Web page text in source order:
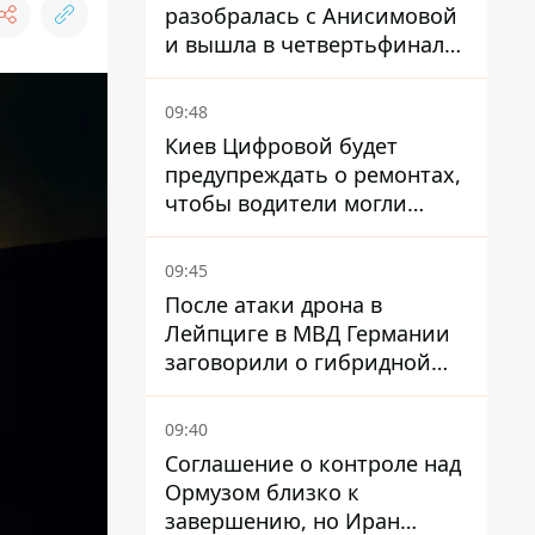
разобралась с Анисимовой
и вышла в четвертьфинал
турнира в Торонто
09:48
Киев Цифровой будет
предупреждать о ремонтах,
чтобы водители могли
избегать участков с
пробками
09:45
После атаки дрона в
Лейпциге в МВД Германии
заговорили о гибридной
войне – мы ежедневно цель
09:40
Соглашение о контроле над
Ормузом близко к
завершению, но Иран